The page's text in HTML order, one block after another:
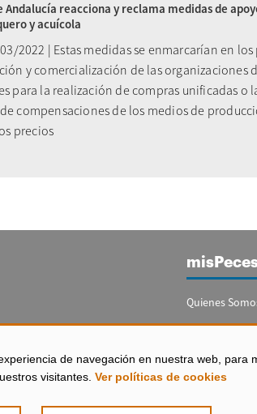
de navegación en nuestra web,
visitantes. Ver políticas de cookies
Andalucía reacciona y reclama medidas de
y acuícola
2022 | Estas medidas se enmarcarían en los
y comercialización de las organizaciones
para la realización de compras unificadas o
compensaciones de los medios de
precios
Quienes
Publicidad
Contacto
Configurar